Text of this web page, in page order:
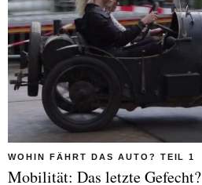
WOHIN FÄHRT DAS AUTO? TEIL 1
Mobilität: Das letzte Gefecht?